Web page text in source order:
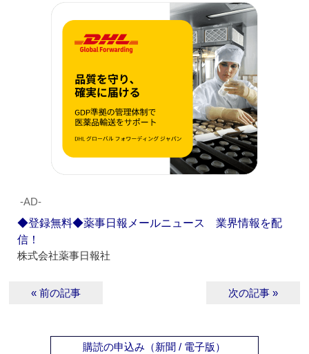
‐AD‐
◆登録無料◆薬事日報メールニュース 業界情報を配
信！
株式会社薬事日報社
« 前の記事 次の記事 »
購読の申込み（新聞 / 電子版）